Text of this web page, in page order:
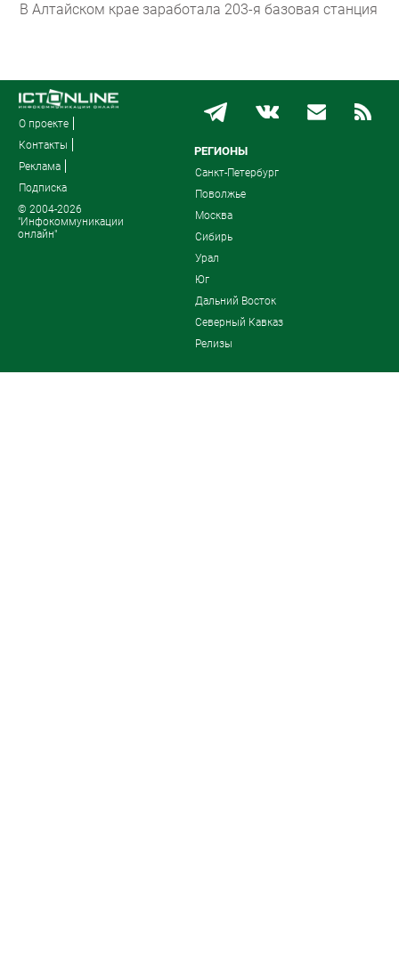
В Алтайском крае заработала 203-я базовая станция
О проекте
Контакты
Реклама
Подписка
© 2004-2026
"Инфокоммуникации
онлайн"
РЕГИОНЫ
Санкт-Петербург
Поволжье
Москва
Сибирь
Урал
Юг
Дальний Восток
Северный Кавказ
Релизы